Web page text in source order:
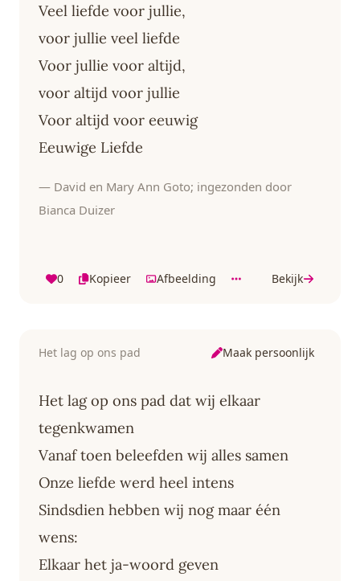
Veel liefde voor jullie,
voor jullie veel liefde
Voor jullie voor altijd,
voor altijd voor jullie
Voor altijd voor eeuwig
Eeuwige Liefde
— David en Mary Ann Goto; ingezonden door
Bianca Duizer
0 Kopieer Afbeelding Bekijk
Het lag op ons pad Maak persoonlijk
Het lag op ons pad dat wij elkaar
tegenkwamen
Vanaf toen beleefden wij alles samen
Onze liefde werd heel intens
Sindsdien hebben wij nog maar één
wens:
Elkaar het ja-woord geven